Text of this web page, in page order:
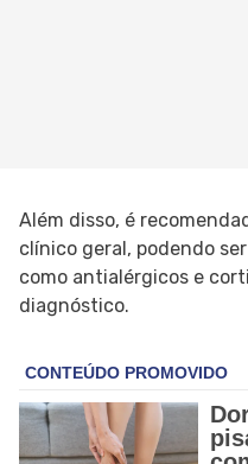
Além disso, é
clínico geral, podendo
como antialérgicos e
diagnóstico.